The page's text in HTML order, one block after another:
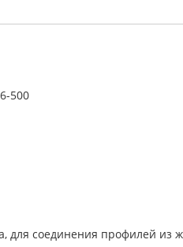
500
для соединения профилей из